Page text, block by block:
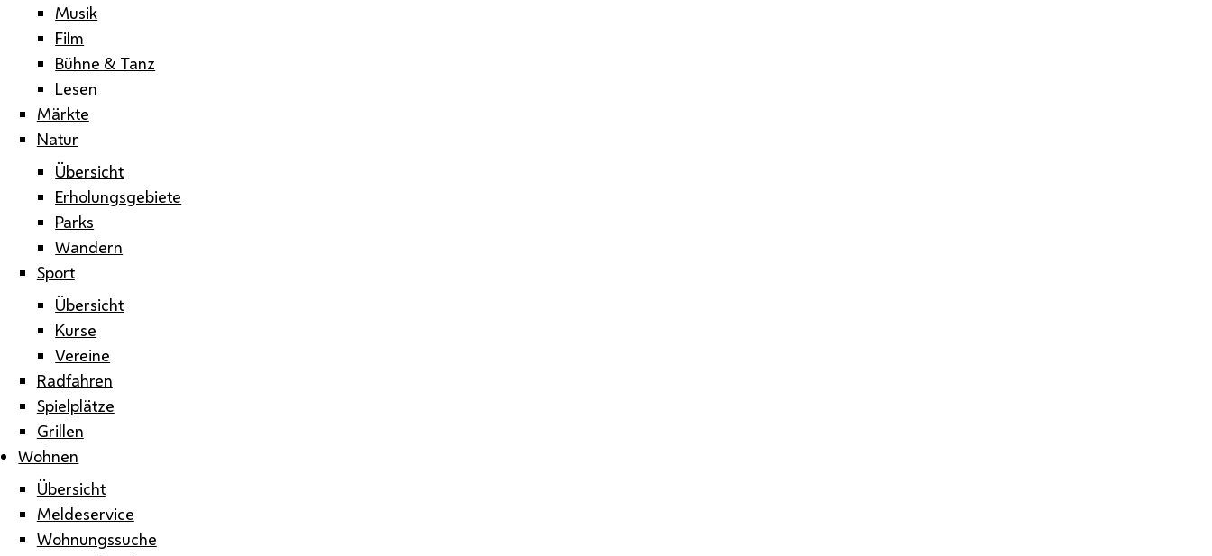
Musik
Film
Bühne & Tanz
Lesen
Märkte
Natur
Übersicht
Erholungsgebiete
Parks
Wandern
Sport
Übersicht
Kurse
Vereine
Radfahren
Spielplätze
Grillen
Wohnen
Übersicht
Meldeservice
Wohnungssuche